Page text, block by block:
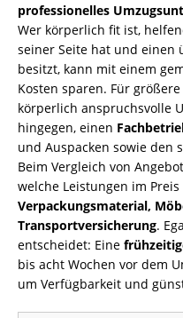
professionelles
Wer körperlich fit ist,
seiner Seite hat und einen
besitzt, kann mit einem
Kosten sparen. Für
körperlich anspruchsvolle
hingegen, einen
und Auspacken sowie den
Beim Vergleich von
welche Leistungen im
Verpackungsmaterial,
Transportversicherung.
entscheidet: Eine
bis acht Wochen vor dem
um Verfügbarkeit und